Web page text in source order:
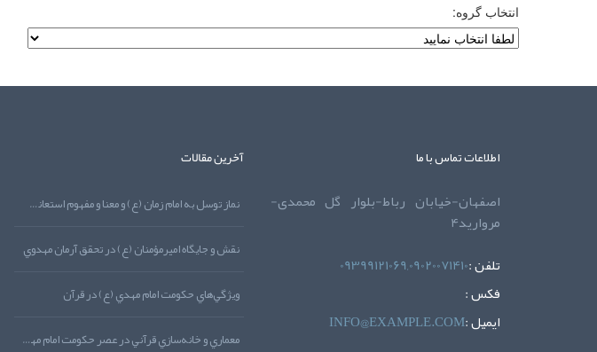
انتخاب گروه:
آخرین مقالات
نماز توسل به امام زمان (ع) و معنا و مفهوم استعانت از منظر قرآن کريم
نقش و جايگاه اميرمؤمنان (ع) در تحقق آرمان مهدوي
ويژگي‌هاي حکومت امام مهدي (ع) در قرآن
معماري و خانه‌سازي قرآني در عصر حکومت امام مهدي (ع)
اطلاعات تماس با ما
اصفهان-خیابان رباط-بلوار گل محمدی-
مروارید4
تلفن :09399121069,09020071410
فکس :
ايميل :INFO@EXAMPLE.COM